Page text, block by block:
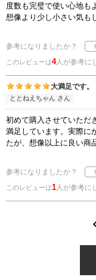
度数も完璧で使い心地も
想像より少し小さい気も
参考になりましたか？
このレビューは4人が参考に
大満足です。
ととねえちゃん さん
初めて購入させていただ
満足しています。実際に
たが、想像以上に良い商
参考になりましたか？
このレビューは1人が参考に